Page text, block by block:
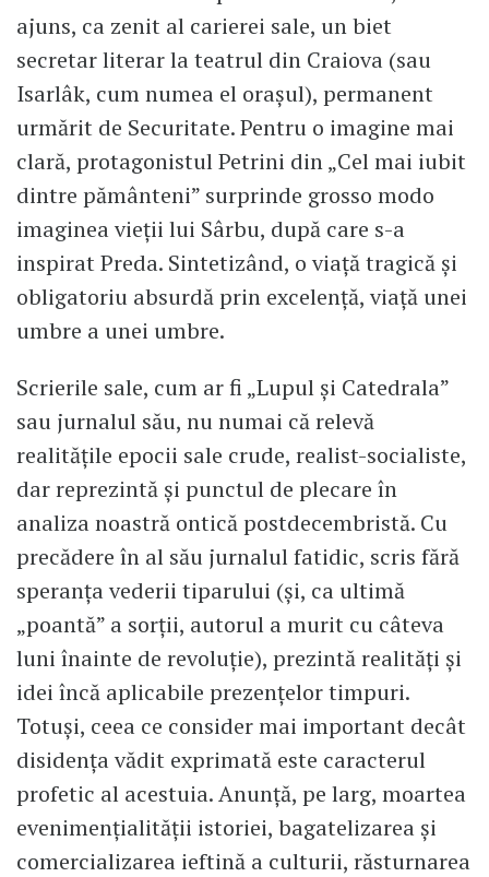
ajuns, ca zenit al carierei sale, un biet
secretar literar la teatrul din Craiova (sau
Isarlâk, cum numea el orașul), permanent
urmărit de Securitate. Pentru o imagine mai
clară, protagonistul Petrini din „Cel mai iubit
dintre pământeni” surprinde grosso modo
imaginea vieții lui Sârbu, după care s-a
inspirat Preda. Sintetizând, o viață tragică și
obligatoriu absurdă prin excelență, viață unei
umbre a unei umbre.
Scrierile sale, cum ar fi „Lupul și Catedrala”
sau jurnalul său, nu numai că relevă
realitățile epocii sale crude, realist-socialiste,
dar reprezintă și punctul de plecare în
analiza noastră ontică postdecembristă. Cu
precădere în al său jurnalul fatidic, scris fără
speranța vederii tiparului (și, ca ultimă
„poantă” a sorții, autorul a murit cu câteva
luni înainte de revoluție), prezintă realități și
idei încă aplicabile prezențelor timpuri.
Totuși, ceea ce consider mai important decât
disidența vădit exprimată este caracterul
profetic al acestuia. Anunță, pe larg, moartea
evenimențialității istoriei, bagatelizarea și
comercializarea ieftină a culturii, răsturnarea